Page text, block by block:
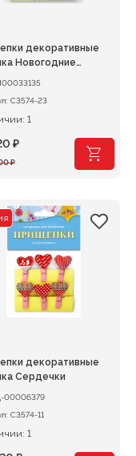
декоративные
Новогодние
С3574-23
1
₽
₽.
₽
декоративные
Сердечки
00006379
С3574-11
1